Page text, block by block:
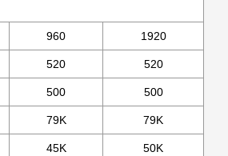
960 1920
520 520
500 500
79K 79K
45K 50K